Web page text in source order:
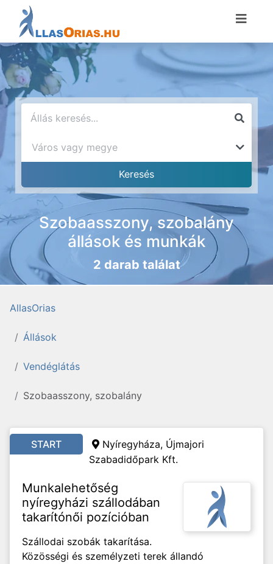
Szobaasszony, szobalány
állások és munkák
2 darab találat
AllasOrias
Állások
Vendéglátás
Szobaasszony, szobalány
START
Nyíregyháza, Újmajori
Szabadidőpark Kft.
Munkalehetőség
nyíregyházi szállodában
takarítónői pozícióban
Szállodai szobák takarítása.
Közösségi és személyzeti terek állandó